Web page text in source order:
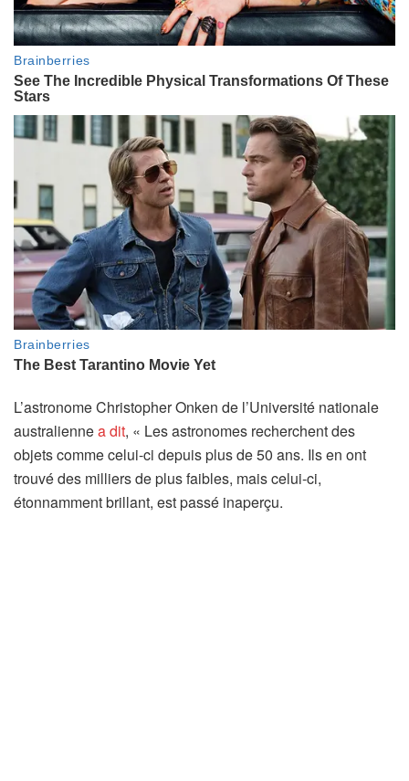
L’astronome Christopher Onken de l’Université nationale
australiennea dit, « Les astronomes recherchent des
objets comme celui-ci depuis plus de 50 ans. Ils en ont
trouvé des milliers de plus faibles, mais celui-ci,
étonnamment brillant, est passé inaperçu.